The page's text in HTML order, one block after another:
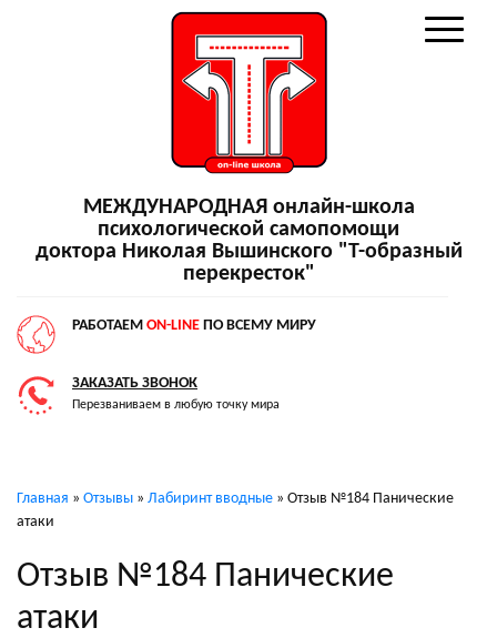
МЕЖДУНАРОДНАЯ онлайн-школа
психологической самопомощи
доктора Николая Вышинского "Т-образный
перекресток"
РАБОТАЕМ ON-LINE ПО ВСЕМУ МИРУ
ЗАКАЗАТЬ ЗВОНОК
Перезваниваем в любую точку мира
Главная » Отзывы » Лабиринт вводные » Отзыв №184 Панические
атаки
Отзыв №184 Панические
атаки